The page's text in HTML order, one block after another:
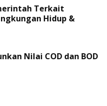
Terkait
Hidup &
Nilai COD dan BOD